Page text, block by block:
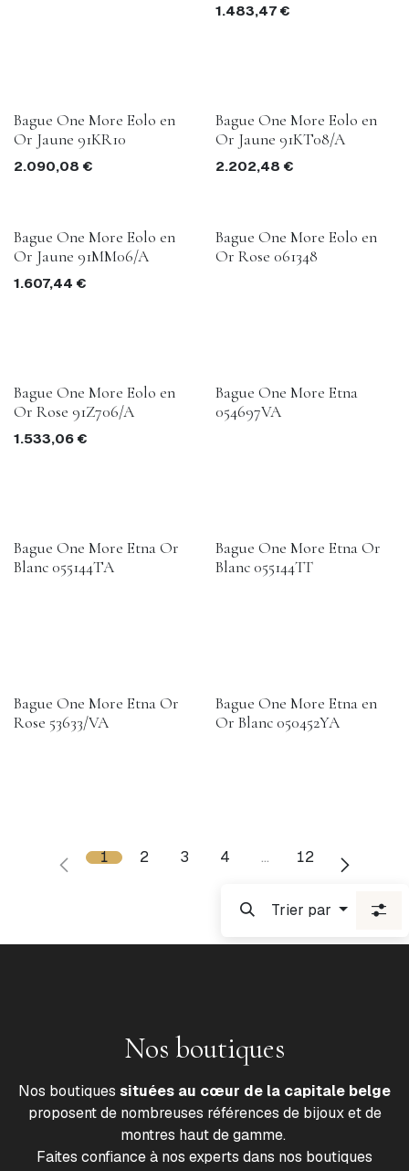
1.483,47€
Bague One More Eolo en
Or Jaune 91KR10
2.090,08 €
Bague One More Eolo en
Or Jaune 91KT08/A
2.202,48 €
Bague One More Eolo en
Or Jaune 91MM06/A
1.607,44 €
Bague One More Eolo en
Or Rose 061348
Bague One More Eolo en
Or Rose 91Z706/A
1.533,06 €
Bague One More Etna
054697VA
Bague One More Etna Or
Blanc 055144TA
Bague One More Etna Or
Blanc 055144TT
Bague One More Etna Or
Rose 53633/VA
Bague One More Etna en
Or Blanc 050452YA
1 2 3 4 … 12
Trier par
Nos boutiques
Nos boutiques situées au cœur de la capitale belge
proposent de nombreuses références de bijoux et de
montres haut de gamme.
Faites confiance à nos experts dans nos boutiques